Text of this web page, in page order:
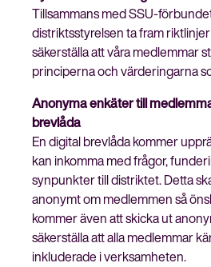
Tillsammans med SSU-
distriktsstyrelsen ta fram
säkerställa att våra medlemmar
principerna och värderingarna
Anonyma enkäter till
brevlåda
En digital brevlåda kommer
kan inkomma med frågor,
synpunkter till distriktet. Detta
anonymt om medlemmen så
kommer även att skicka ut
säkerställa att alla medlemmar
inkluderade i verksamheten.